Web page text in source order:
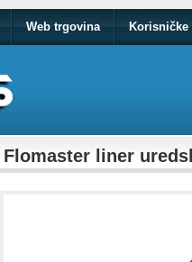
Web trgovina Korisničke
Flomaster liner